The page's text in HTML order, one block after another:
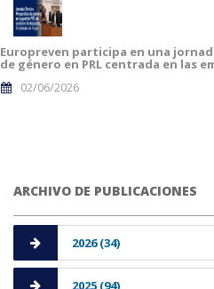
Europreven participa en una
de género en PRL centrada en las
02/06/2026
ARCHIVO DE PUBLICACIONES
2026 (34)